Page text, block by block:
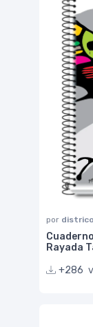
por
Rayada
+286